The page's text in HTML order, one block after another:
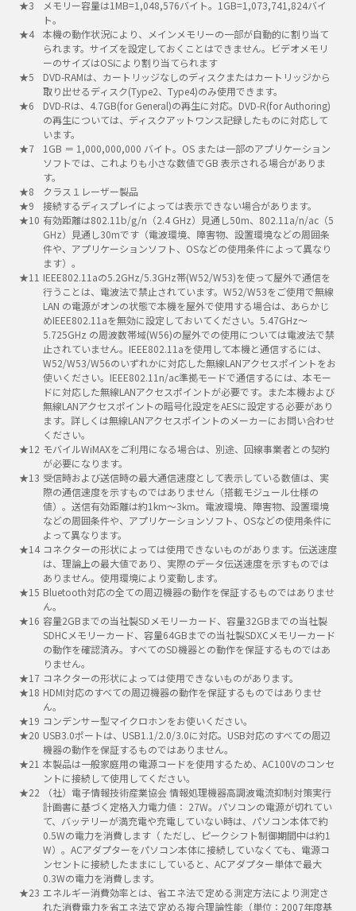
メモリー容量は1MB=1,048,576バイト。1GB=1,073,741,824バイ
ト。
本機の動作状況により、メインメモリーの一部が自動的に割り当て
られます。サイズを設定しておくことはできません。ビデオメモリ
ーのサイズはOSにより割り当てられます
DVD-RAMは、カートリッジなしのディスクまたはカートリッジから
取り出せるディスク(Type2、Type4)のみ使用できます。
DVD-Rは、4.7GB(for General)の再生に対応。DVD-R(for Authoring)
の再生については、ディスクアットワンス記録したものに対応して
います。
1GB ＝ 1,000,000,000 バイト。OS または一部のアプリケーション
ソフトでは、これよりも小さな数値でGB 表示される場合がありま
す。
クラス１レーザー製品
接続するディスプレイによっては表示できない場合があります。
有効距離は802.11b/g/n（2.4 GHz）見通し50m、802.11a/n/ac（5
GHz）見通し30mです（電波環境、障害物、設置環境などの周囲条
件や、アプリケーションソフト、OSなどの使用条件によって異なり
ます）。
IEEE802.11aの5.2GHz/5.3GHz帯(W52/W53)を使って屋外で通信を
行うことは、電波法で禁止されています。W52/W53をご使用で無線
LAN の電源がオンの状態で本機を屋外で使用する場合は、あらかじ
めIEEE802.11aを無効に設定しておいてください。5.47GHz～
5.725GHz の周波数帯域(W56)の屋外での使用については電波法で禁
止されていません。IEEE802.11aを使用して本機と通信するには、
W52/W53/W56のいずれかに対応した無線LANアクセスポイントをお
使いください。IEEE802.11n/ac準拠モードで通信するには、本モー
ドに対応した無線LANアクセスポイントが必要です。また本機および
無線LANアクセスポイントの暗号化設定をAESに設定する必要があり
ます。詳しくは無線LANアクセスポイントのメーカーにお問い合わせ
ください。
モバイルWiMAXをご利用になる場合は、別途、回線事業者との契約
が必要になります。
受信時および送信時の最大通信速度として表示している数値は、実
際の通信速度を示すものではありません（搭載モジュール仕様の
値）。送信有効距離は約1km～3km。電波環境、障害物、設置環境
などの周囲条件や、アプリケーションソフト、OSなどの使用条件に
よって異なります。
コネクターの形状によっては使用できないものがあります。伝送速度
は、理論上の最大値であり、実際のデータ伝送速度を示すものでは
ありません。使用環境により変動します。
Bluetooth対応の全ての周辺機器の動作を保証するものではありませ
ん。
容量2GBまでの当社製SDメモリーカード、容量32GBまでの当社製
SDHCメモリーカード、容量64GBまでの当社製SDXCメモリーカード
の動作を確認済み。すべてのSD機器との動作を保証するものではあ
りません。
コネクターの形状によっては使用できないものがあります。
HDMI対応のすべての周辺機器の動作を保証するものではありませ
ん。
コンデンサー型マイクロホンをお使いください。
USB3.0ポートは、USB1.1/2.0/3.0に対応。USB対応のすべての周辺
機器の動作を保証するものではありません。
本製品は一般家庭用の電源コードを使用するため、AC100Vのコンセ
ントに接続して使用してください。
（社）電子情報技術産業協会 情報処理機器高調波電流抑制対策実行
計画書に基づく定格入力電力値： 27W。パソコンの電源が切れてい
て、バッテリーが満充電や充電していない時は、パソコン本体で約
0.5Wの電力を消費します（ ただし、ピークシフト制御期間中は約1
W）。ACアダプターをパソコン本体に接続していなくても、電源コ
ンセントに接続したままにしていると、ACアダプター単体で最大
0.3Wの電力を消費します。
エネルギー消費効率とは、省エネ法で定める測定方法により測定さ
れた消費電力を省エネ法で定める複合理論性能（単位：2007年度基